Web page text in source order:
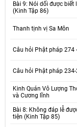
Bài 9: Nói dối được biết
(Kinh Tập 86)
Thanh tịnh vị Sa Môn
Câu hỏi Phật pháp 274
Câu hỏi Phật pháp 234-
Kinh Quán Vô Lượng
và Cương lĩnh
Bài 8: Không đáp lễ
tiện (Kinh Tập 85)